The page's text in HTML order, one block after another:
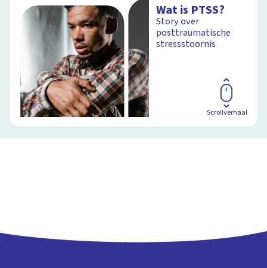
Wat is PTSS?
Story over
posttraumatische
stressstoornis
Scrollverhaal